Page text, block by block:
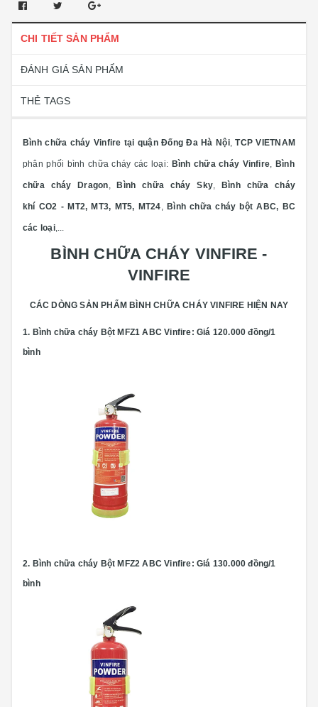
CHI TIẾT SẢN PHẨM
ĐÁNH GIÁ SẢN PHẨM
THẺ TAGS
Bình chữa cháy Vinfire tại quận Đống Đa Hà Nội,TCP VIETNAM
phân phối bình chữa cháy các loại: Bình chữa cháy Vinfire, Bình
chữa cháy Dragon, Bình chữa cháy Sky, Bình chữa cháy
khí CO2 - MT2, MT3, MT5, MT24, Bình chữa cháy bột ABC, BC
các loại,...
BÌNH CHỮA CHÁY VINFIRE -
VINFIRE
CÁC DÒNG SẢN PHẨM BÌNH CHỮA CHÁY VINFIRE HIỆN NAY
1. Bình chữa cháy Bột MFZ1 ABC Vinfire: Giá 120.000 đồng/1
bình
2. Bình chữa cháy Bột MFZ2 ABC Vinfire:Giá 130.000 đồng/1
bình